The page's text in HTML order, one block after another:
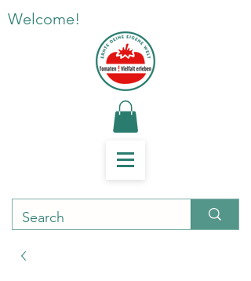
Welcome!